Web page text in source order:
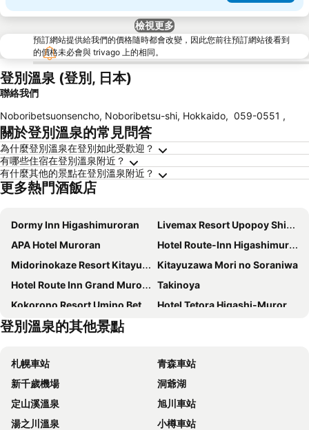
檢視更多
預訂網站提供給我們的價格隨時都會改變，因此您前往預訂網站後看到
的價格未必會與 trivago 上的相同。
登別溫泉 (登別, 日本)
聯絡我們
Noboribetsuonsencho, Noboribetsu-shi, Hokkaido, 059-0551 ,
關於登別溫泉的常見問答
為什麼登別溫泉在登別如此受歡迎？
有哪些住宿在登別溫泉附近？
有什麼其他的景點在登別溫泉附近？
更多熱門酒飯店
Dormy Inn Higashimuroran
Livemax Resort Upopoy Shiraoi Onsen
APA Hotel Muroran
Hotel Route-Inn Higashimuroran Ekimae
Midorinokaze Resort Kitayuzawa
Kitayuzawa Mori no Soraniwa
Hotel Route Inn Grand Muroran
Takinoya
Kokorono Resort Umino Bettei Furukawa
Hotel Tetora Higashi-Muroran
Hotel Sango (Adult only)
登別溫泉的其他景點
札幌車站
青森車站
新千歲機場
洞爺湖
定山溪溫泉
旭川車站
湯之川溫泉
小樽車站